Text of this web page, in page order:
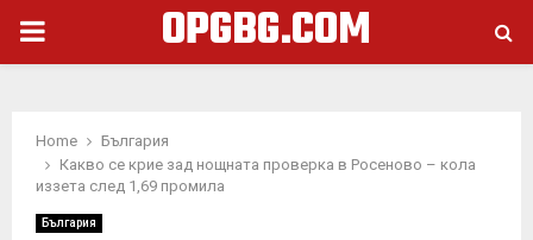
PRIMARY
OPGBG.COM
Home
България
Какво се крие зад нощната проверка в Росеново – кола
иззета след 1,69 промила
България